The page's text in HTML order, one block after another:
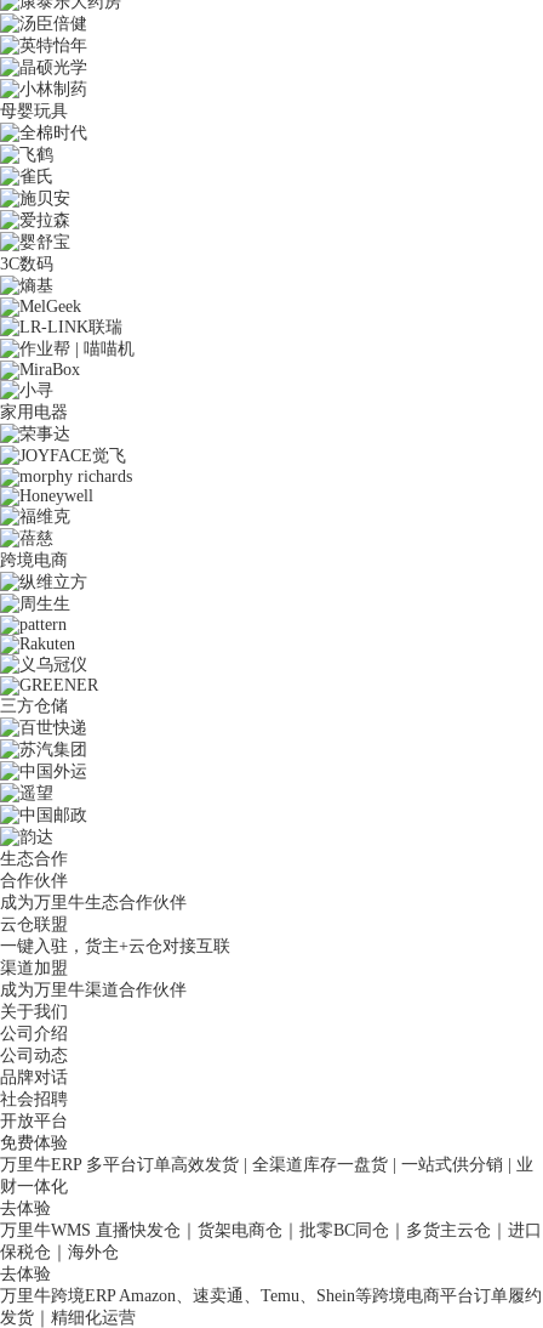
母婴玩具
3C数码
家用电器
跨境电商
三方仓储
生态合作
合作伙伴
成为万里牛生态合作伙伴
云仓联盟
一键入驻，货主+云仓对接互联
渠道加盟
成为万里牛渠道合作伙伴
关于我们
公司介绍
公司动态
品牌对话
社会招聘
开放平台
免费体验
万里牛ERP 多平台订单高效发货 | 全渠道库存一盘货 | 一站式供分销 | 业
财一体化
去体验
万里牛WMS 直播快发仓｜货架电商仓｜批零BC同仓｜多货主云仓｜进口
保税仓｜海外仓
去体验
万里牛跨境ERP Amazon、速卖通、Temu、Shein等跨境电商平台订单履约
发货｜精细化运营